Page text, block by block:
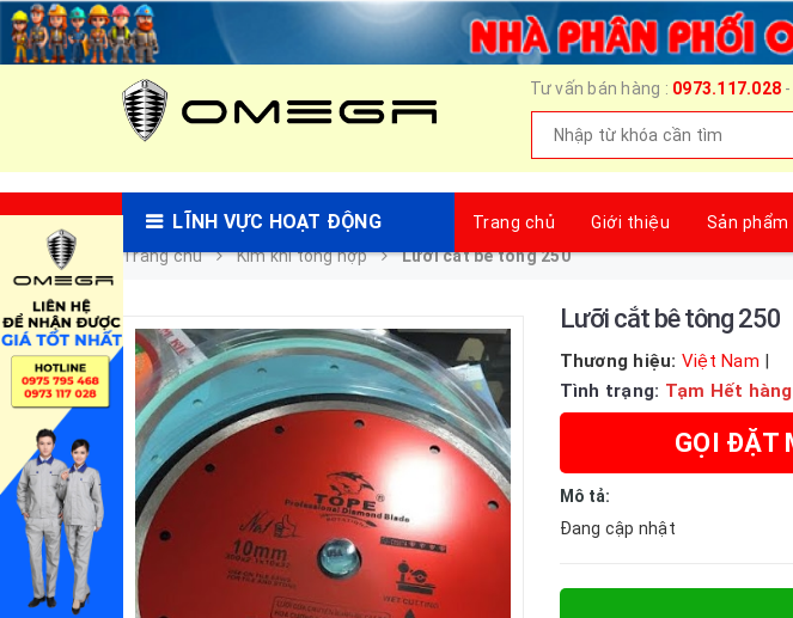
Tư vấn bán hàng : 0973.117.028 -
LĨNH VỰC HOẠT ĐỘNG Trang chủ Giới thiệu Sản phẩm
Trang chủ
Kim khí tổng hợp Lưỡi cắt bê tông 250
Lưỡi cắt bê tông 250
Thương hiệu: Việt Nam |
Tình trạng: Tạm Hết hàng
GỌI ĐẶT
Mô tả:
Đang cập nhật